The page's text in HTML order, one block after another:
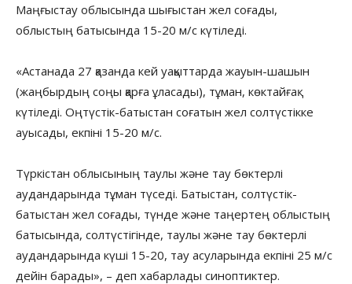
Маңғыстау облысында шығыстан жел соғады,
облыстың батысында 15-20 м/с күтіледі.
«Астанада 27 қазанда кей уақыттарда жауын-шашын
(жаңбырдың соңы қарға ұласады), тұман, көктайғақ
күтіледі. Оңтүстік-батыстан соғатын жел солтүстікке
ауысады, екпіні 15-20 м/с.
Түркістан облысының таулы және тау бөктерлі
аудандарында тұман түседі. Батыстан, солтүстік-
батыстан жел соғады, түнде және таңертең облыстың
батысында, солтүстігінде, таулы және тау бөктерлі
аудандарында күші 15-20, тау асуларында екпіні 25 м/с
дейін барады», – деп хабарлады синоптиктер.